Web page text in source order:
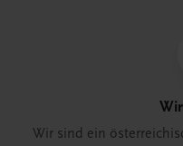
Wir sind ein